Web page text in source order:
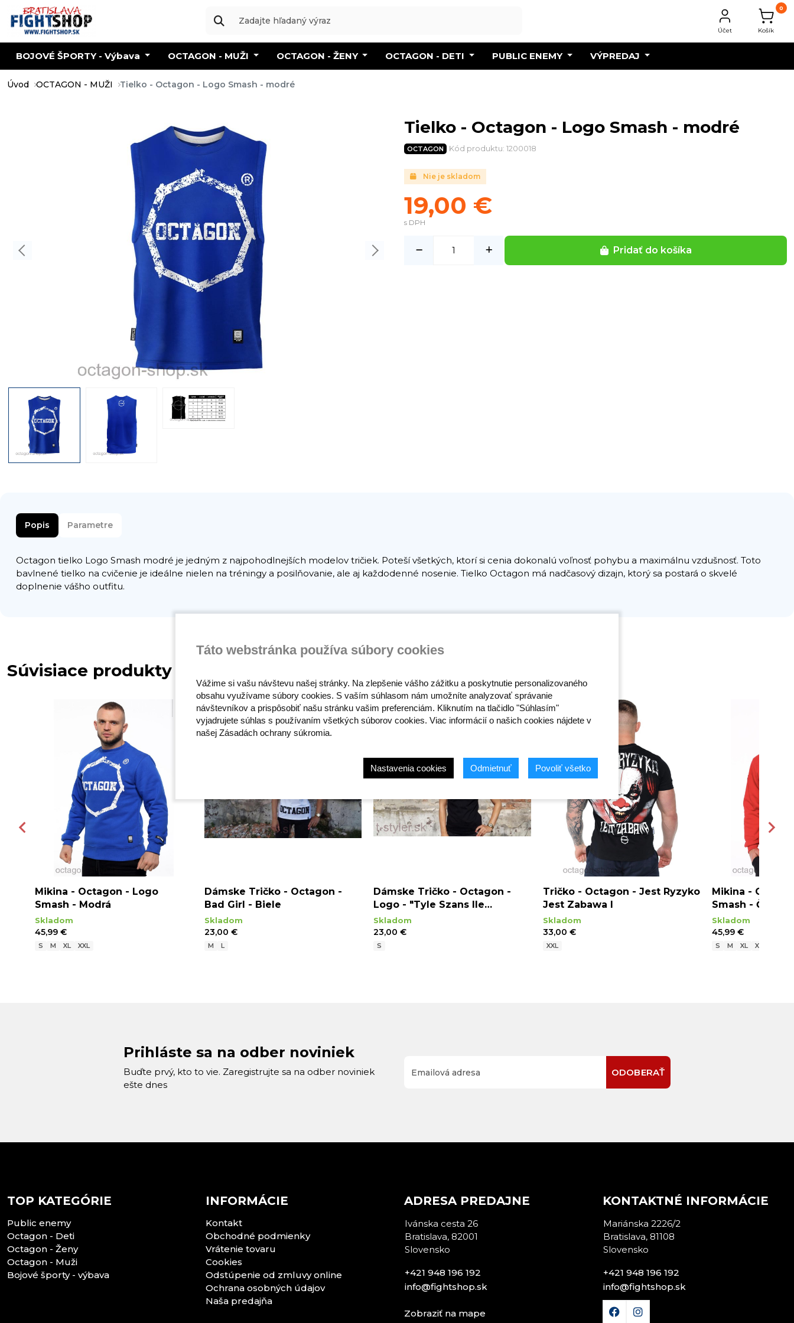
Účet
0
Košík
BOJOVÉ ŠPORTY - Výbava OCTAGON - MUŽI OCTAGON - ŽENY OCTAGON - DETI PUBLIC ENEMY VÝPREDAJ
Úvod OCTAGON - MUŽI Tielko - Octagon - Logo Smash - modré
Tielko - Octagon - Logo Smash - modré
OCTAGON Kód produktu: 1200018
Nie je skladom
19,00 €
s DPH
Pridať do košíka
Popis Parametre
Octagon tielko Logo Smash modré je jedným z najpohodlnejších modelov tričiek. Poteší všetkých, ktorí si cenia dokonalú voľnosť pohybu a maximálnu vzdušnosť. Toto
bavlnené tielko na cvičenie je ideálne nielen na tréningy a posilňovanie, ale aj každodenné nosenie. Tielko Octagon má nadčasový dizajn, ktorý sa postará o skvelé
doplnenie vášho outfitu.
Súvisiace produkty
Mikina - Octagon - Logo
Smash - Modrá
Skladom
45,99 €
S M XL XXL
Dámske Tričko - Octagon -
Bad Girl - Biele
Skladom
23,00 €
M L
Dámske Tričko - Octagon -
Logo - "Tyle Szans Ile
Odwagi" - Čierne
Skladom
23,00 €
S
Tričko - Octagon - Jest Ryzyko
Jest Zabawa I
Skladom
33,00 €
XXL
Mikina -
Smash -
Skladom
45,99 €
S M XL XXL
Prihláste sa na odber noviniek
Buďte prvý, kto to vie. Zaregistrujte sa na odber noviniek
ešte dnes
ODOBERAŤ
TOP KATEGÓRIE
Public enemy
Octagon - Deti
Octagon - Ženy
Octagon - Muži
Bojové športy - výbava
INFORMÁCIE
Kontakt
Obchodné podmienky
Vrátenie tovaru
Cookies
Odstúpenie od zmluvy online
Ochrana osobných údajov
Naša predajňa
ADRESA PREDAJNE
Ivánska cesta 26
Bratislava, 82001
Slovensko
+421 948 196 192
info@fightshop.sk
Zobraziť na mape
KONTAKTNÉ INFORMÁCIE
Mariánska 2226/2
Bratislava, 81108
Slovensko
+421 948 196 192
info@fightshop.sk
Táto webstránka používa súbory cookies
Vážime si vašu návštevu našej stránky. Na zlepšenie vášho zážitku a poskytnutie personalizovaného
obsahu využívame súbory cookies. S vaším súhlasom nám umožníte analyzovať správanie
návštevníkov a prispôsobiť našu stránku vašim preferenciám. Kliknutím na tlačidlo "Súhlasím"
vyjadrujete súhlas s používaním všetkých súborov cookies. Viac informácií o našich cookies nájdete v
našej Zásadách ochrany súkromia.
Nastavenia cookies Odmietnuť Povoliť všetko